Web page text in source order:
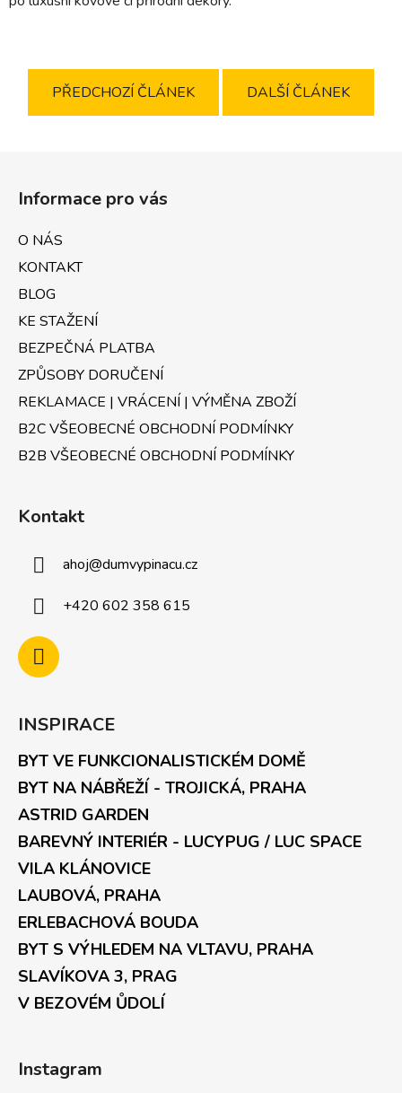
PŘEDCHOZÍ ČLÁNEK DALŠÍ ČLÁNEK
Informace pro vás
O NÁS
KONTAKT
BLOG
KE STAŽENÍ
BEZPEČNÁ PLATBA
ZPŮSOBY DORUČENÍ
REKLAMACE | VRÁCENÍ | VÝMĚNA ZBOŽÍ
B2C VŠEOBECNÉ OBCHODNÍ PODMÍNKY
B2B VŠEOBECNÉ OBCHODNÍ PODMÍNKY
Kontakt
ahoj@dumvypinacu.cz
+420 602 358 615
INSPIRACE
BYT VE FUNKCIONALISTICKÉM DOMĚ
BYT NA NÁBŘEŽÍ - TROJICKÁ, PRAHA
ASTRID GARDEN
BAREVNÝ INTERIÉR - LUCYPUG / LUC SPACE
VILA KLÁNOVICE
LAUBOVÁ, PRAHA
ERLEBACHOVÁ BOUDA
BYT S VÝHLEDEM NA VLTAVU, PRAHA
SLAVÍKOVA 3, PRAG
V BEZOVÉM ŮDOLÍ
Instagram